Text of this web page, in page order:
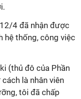
4 đã nhận được
hệ thống, công việc
(thủ đô của Phần
là nhân viên
tôi đã chấp